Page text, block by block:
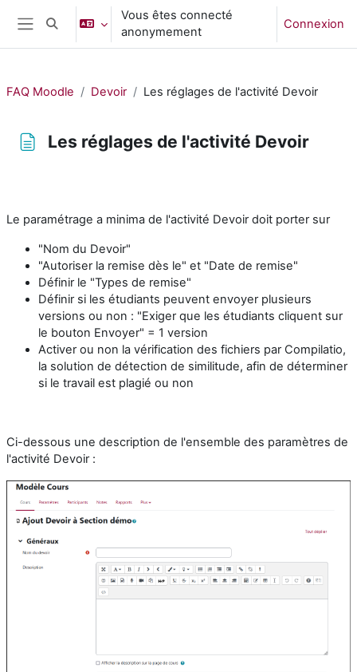
Passer au contenu principal
Panneau latéral
Activer/désactiver la saisie de recherche
Vous êtes connecté
anonymement
Connexion
FAQ Moodle Devoir Les réglages de l'activité Devoir
Les réglages de l'activité Devoir
Le paramétrage a minima de l'activité Devoir doit porter sur
"Nom du Devoir"
"Autoriser la remise dès le" et "Date de remise"
Définir le "Types de remise"
Définir si les étudiants peuvent envoyer plusieurs
versions ou non : "Exiger que les étudiants cliquent sur
le bouton Envoyer" = 1 version
Activer ou non la vérification des fichiers par Compilatio,
la solution de détection de similitude, afin de déterminer
si le travail est plagié ou non
Ci-dessous une description de l'ensemble des paramètres de
l'activité Devoir :